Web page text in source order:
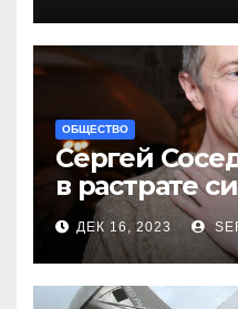
ОБЩЕСТВО
Сергей
в растрате
меня взяли
ДЕК 16, 2023